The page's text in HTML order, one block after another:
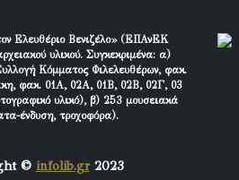
Ελευθέριο Βενιζέλο» (ΕΠΑνΕΚ
υλικού. Συγκεκριμένα: α)
Κόμματος Φιλελευθέρων, φακ.
φακ. 01Α, 02Α, 01Β, 02Β, 02Γ, 03
υλικό), β) 253 μουσειακά
ένδυση, τροχοφόρα).
© infolib.gr2023